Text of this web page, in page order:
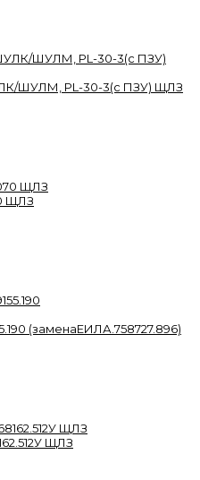
ШУЛМ, PL-30-3(с ПЗУ) ЩЛЗ
ЩЛЗ
(заменаЕИЛА.758727.896)
ЩЛЗ